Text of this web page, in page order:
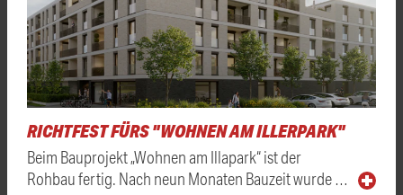
RICHTFEST FÜRS "WOHNEN AM ILLERPARK"
Beim Bauprojekt „Wohnen am Illapark“ ist der
Rohbau fertig. Nach neun Monaten Bauzeit wurde …